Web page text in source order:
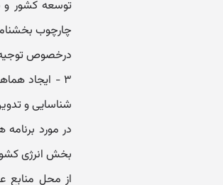
چارچوب
درخصوص توجیه
در مورد
از محل منابع